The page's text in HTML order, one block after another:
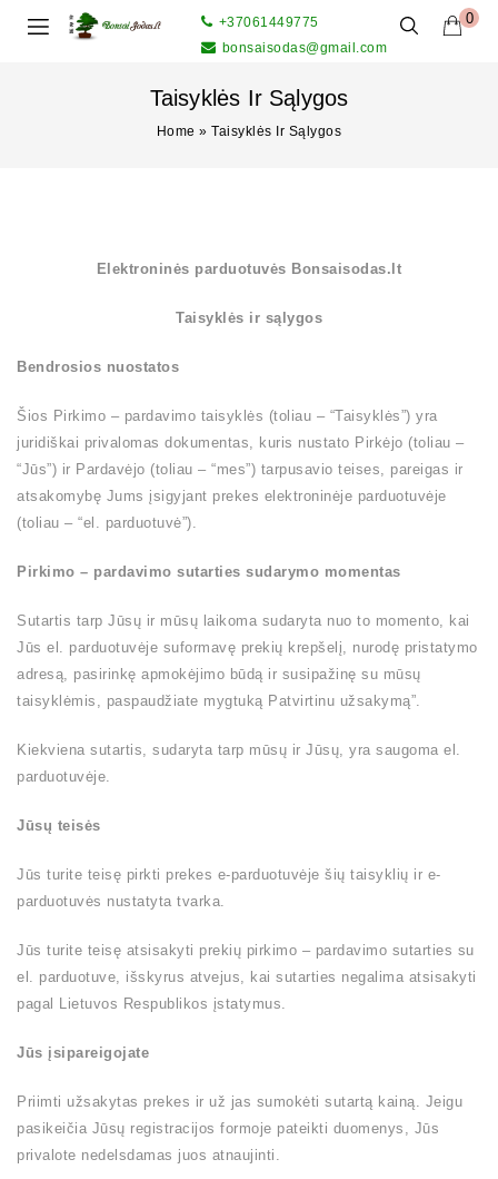
0
+37061449775
bonsaisodas@gmail.com
Taisyklės Ir Sąlygos
Home »Taisyklės Ir Sąlygos
Elektroninės parduotuvės Bonsaisodas.lt
Taisyklės ir sąlygos
Bendrosios nuostatos
Šios Pirkimo – pardavimo taisyklės (toliau – “Taisyklės”) yra
juridiškai privalomas dokumentas, kuris nustato Pirkėjo (toliau –
“Jūs”) ir Pardavėjo (toliau – “mes”) tarpusavio teises, pareigas ir
atsakomybę Jums įsigyjant prekes elektroninėje parduotuvėje
(toliau – “el. parduotuvė”).
Pirkimo – pardavimo sutarties sudarymo momentas
Sutartis tarp Jūsų ir mūsų laikoma sudaryta nuo to momento, kai
Jūs el. parduotuvėje suformavę prekių krepšelį, nurodę pristatymo
adresą, pasirinkę apmokėjimo būdą ir susipažinę su mūsų
taisyklėmis, paspaudžiate mygtuką Patvirtinu užsakymą”.
Kiekviena sutartis, sudaryta tarp mūsų ir Jūsų, yra saugoma el.
parduotuvėje.
Jūsų teisės
Jūs turite teisę pirkti prekes e-parduotuvėje šių taisyklių ir e-
parduotuvės nustatyta tvarka.
Jūs turite teisę atsisakyti prekių pirkimo – pardavimo sutarties su
el. parduotuve, išskyrus atvejus, kai sutarties negalima atsisakyti
pagal Lietuvos Respublikos įstatymus.
Jūs įsipareigojate
Priimti užsakytas prekes ir už jas sumokėti sutartą kainą. Jeigu
pasikeičia Jūsų registracijos formoje pateikti duomenys, Jūs
privalote nedelsdamas juos atnaujinti.